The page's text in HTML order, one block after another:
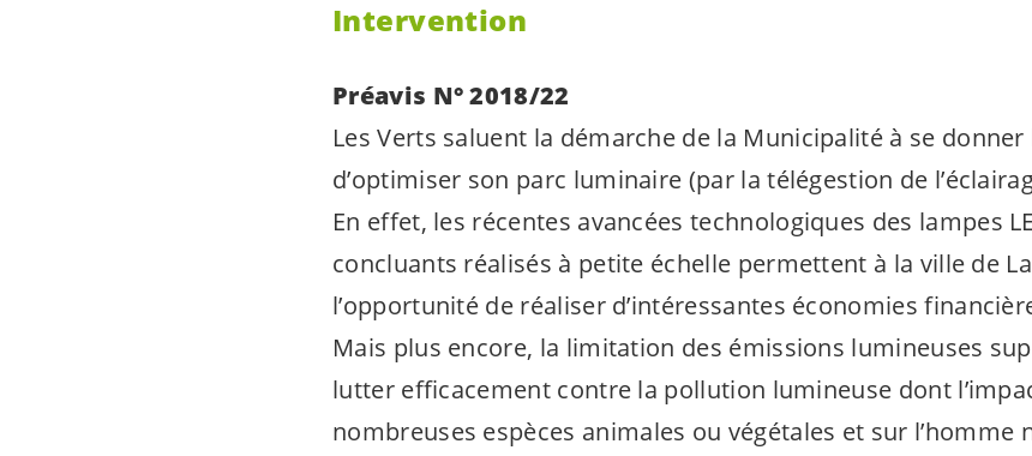
Intervention
Préavis N° 2018/22
Les Verts saluent la démarche de la Municipalité à se
d’optimiser son parc luminaire (par la télégestion de
En effet, les récentes avancées technologiques des lampes
concluants réalisés à petite échelle permettent à la ville de
l’opportunité de réaliser d’intéressantes économies
Mais plus encore, la limitation des émissions lumineuses
lutter efficacement contre la pollution lumineuse dont
nombreuses espèces animales ou végétales et sur l’homme